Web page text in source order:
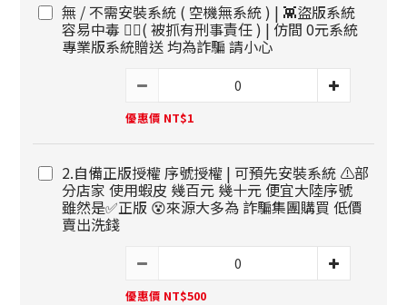
無 / 不需安裝系統 ( 空機無系統 ) | 👾盜版系統
容易中毒 🧑‍✈️( 被抓有刑事責任 ) | 仿間 0元系統
專業版系統贈送 均為詐騙 請小心
優惠價 NT$1
2.自備正版授權 序號授權 | 可預先安裝系統 ⚠️部
分店家 使用蝦皮 幾百元 幾十元 便宜大陸序號
雖然是✅正版 😵來源大多為 詐騙集團購買 低價
賣出洗錢
優惠價 NT$500